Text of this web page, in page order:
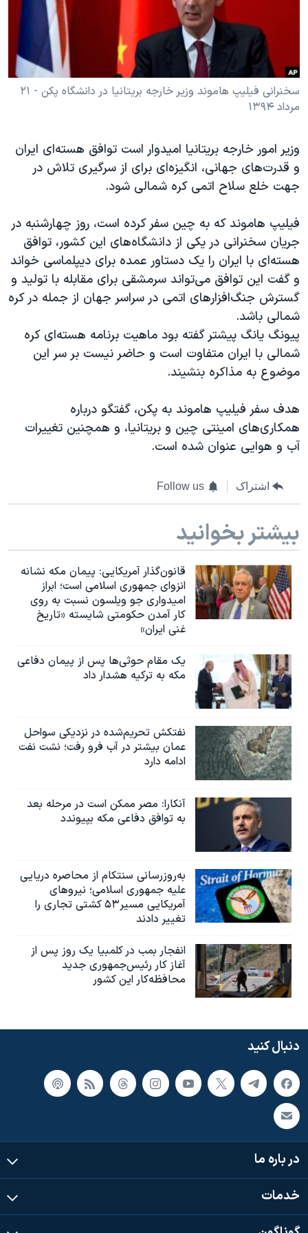
حقوق شهروندی
اقتصادی
علم و فناوری
اسرائیل در جنگ
آرشیو پخش زنده
انتخابات ریاست جمهوری آمریکا ۲۰۲۴
حمله جمهوری اسلامی به اسرائیل
رمز مهسا
ورزش زنان در ایران
مجموعه مستندهای دادخواهی
تریبونال مردمی آبان ۹۸
چهل سال گروگان‌گیری
قانون شفافیت دارائی کادر رهبری ایران
اعتراضات مردمی آبان ۹۸
اسرائیل در جنگ
نرگس محمدی برنده جایزه نوبل صلح
همایش محافظه‌کاران آمریکا «سی‌پک»
سفر پرزیدنت ترامپ به چین
زبانهای مختلف
سخنرانی فیلیپ هاموند وزیر خارجه بریتانیا در دانشگاه پکن - ۲۱
مرداد ۱۳۹۴
وزیر امور خارجه بریتانیا امیدوار است توافق هسته‌ای ایران
و قدرت‌های جهانی، انگیزه‌ای برای از سرگیری تلاش‌ در
جهت خلع سلاح اتمی کره شمالی شود.
فیلیپ هاموند که به چین سفر کرده است، روز چهارشنبه در
جریان سخنرانی در یکی از دانشگاه‌های این کشور، توافق
هسته‌ای با ایران را یک دستاور عمده برای دیپلماسی خواند
و گفت این توافق می‌تواند سرمشقی برای مقابله با تولید و
گسترش جنگ‌افزارهای اتمی در سراسر جهان از جمله در کره
شمالی باشد.
پیونگ یانگ پیشتر گفته بود ماهیت برنامه هسته‌ای کره
شمالی با ایران متفاوت است و حاضر نیست بر سر این
موضوع به مذاکره بنشیند.
هدف سفر فیلیپ هاموند به پکن، گفتگو درباره
همکاری‌های امینتی چین و بریتانیا، و همچنین تغییرات
آب و هوایی عنوان شده است.
اشتراک Follow us
بیشتر بخوانید
قانون‌گذار آمریکایی: پیمان مکه نشانه
انزوای جمهوری اسلامی است؛ ابراز
امیدواری جو ویلسون نسبت به روی
کار آمدن حکومتی شایسته «تاریخ
غنی ایران»
یک مقام حوثی‌ها پس از پیمان دفاعی
مکه به ترکیه هشدار داد
نفتکش تحریم‌شده در نزدیکی سواحل
عمان بیشتر در آب فرو رفت؛ نشت نفت
ادامه دارد
آنکارا: مصر ممکن است در مرحله بعد
به توافق دفاعی مکه بپیوندد
به‌روزرسانی سنتکام از محاصره دریایی
علیه جمهوری اسلامی؛ نیروهای
آمریکایی مسیر۵۳ کشتی تجاری را
تغییر دادند
انفجار بمب‌‌ در کلمبیا یک روز پس از
آغاز کار رئیس‌جمهوری جدید
محافظه‌کار این کشور
دنبال کنید
در باره ما
خدمات